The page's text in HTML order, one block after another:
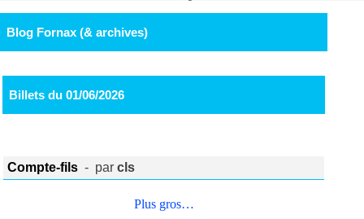
Blog Fornax (& archives)
Billets du 01/06/2026
Compte-fils - parcls
Plus gros…